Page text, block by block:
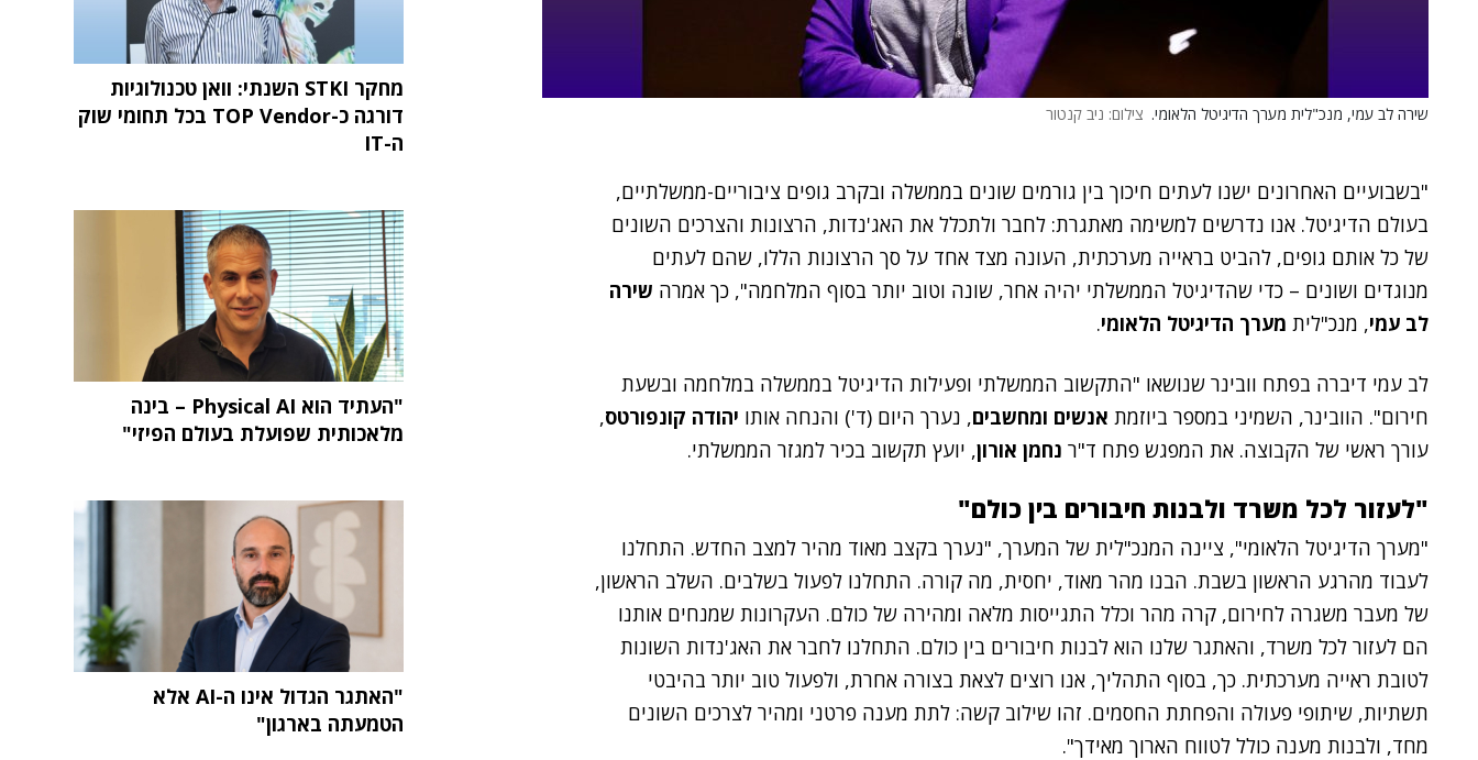
שירה לב עמי, מנכ"לית מערך הדיגיטל הלאומי. צילום: ניב קנטור
"בשבועיים האחרונים ישנו לעתים חיכוך בין גורמים שונים בממשלה ובקרב גופים ציבוריים-ממשלתיים,
בעולם הדיגיטל. אנו נדרשים למשימה מאתגרת: לחבר ולתכלל את האג'נדות, הרצונות והצרכים השונים
של כל אותם גופים, להביט בראייה מערכתית, העונה מצד אחד על סך הרצונות הללו, שהם לעתים
מנוגדים ושונים – כדי שהדיגיטל הממשלתי יהיה אחר, שונה וטוב יותר בסוף המלחמה", כך אמרה שירה
לב עמי, מנכ"לית מערך הדיגיטל הלאומי.
לב עמי דיברה בפתח וובינר שנושאו "התקשוב הממשלתי ופעילות הדיגיטל בממשלה במלחמה ובשעת
חירום". הוובינר, השמיני במספר ביוזמת אנשים ומחשבים, נערך היום (ד') והנחה אותו יהודה קונפורטס,
עורך ראשי של הקבוצה. את המפגש פתח ד"ר נחמן אורון, יועץ תקשוב בכיר למגזר הממשלתי.
"לעזור לכל משרד ולבנות חיבורים בין כולם"
"מערך הדיגיטל הלאומי", ציינה המנכ"לית של המערך, "נערך בקצב מאוד מהיר למצב החדש. התחלנו
לעבוד מהרגע הראשון בשבת. הבנו מהר מאוד, יחסית, מה קורה. התחלנו לפעול בשלבים. השלב הראשון,
של מעבר משגרה לחירום, קרה מהר וכלל התגייסות מלאה ומהירה של כולם. העקרונות שמנחים אותנו
הם לעזור לכל משרד, והאתגר שלנו הוא לבנות חיבורים בין כולם. התחלנו לחבר את האג'נדות השונות
לטובת ראייה מערכתית. כך, בסוף התהליך, אנו רוצים לצאת בצורה אחרת, ולפעול טוב יותר בהיבטי
תשתיות, שיתופי פעולה והפחתת החסמים. זהו שילוב קשה: לתת מענה פרטני ומהיר לצרכים השונים
מחד, ולבנות מענה כולל לטווח הארוך מאידך".
מחקר STKI השנתי: וואן טכנולוגיות
דורגה כ-TOP Vendor בכל תחומי שוק
ה-IT
"העתיד הוא Physical AI – בינה
מלאכותית שפועלת בעולם הפיזי"
"האתגר הגדול אינו ה-AI אלא
הטמעתה בארגון"